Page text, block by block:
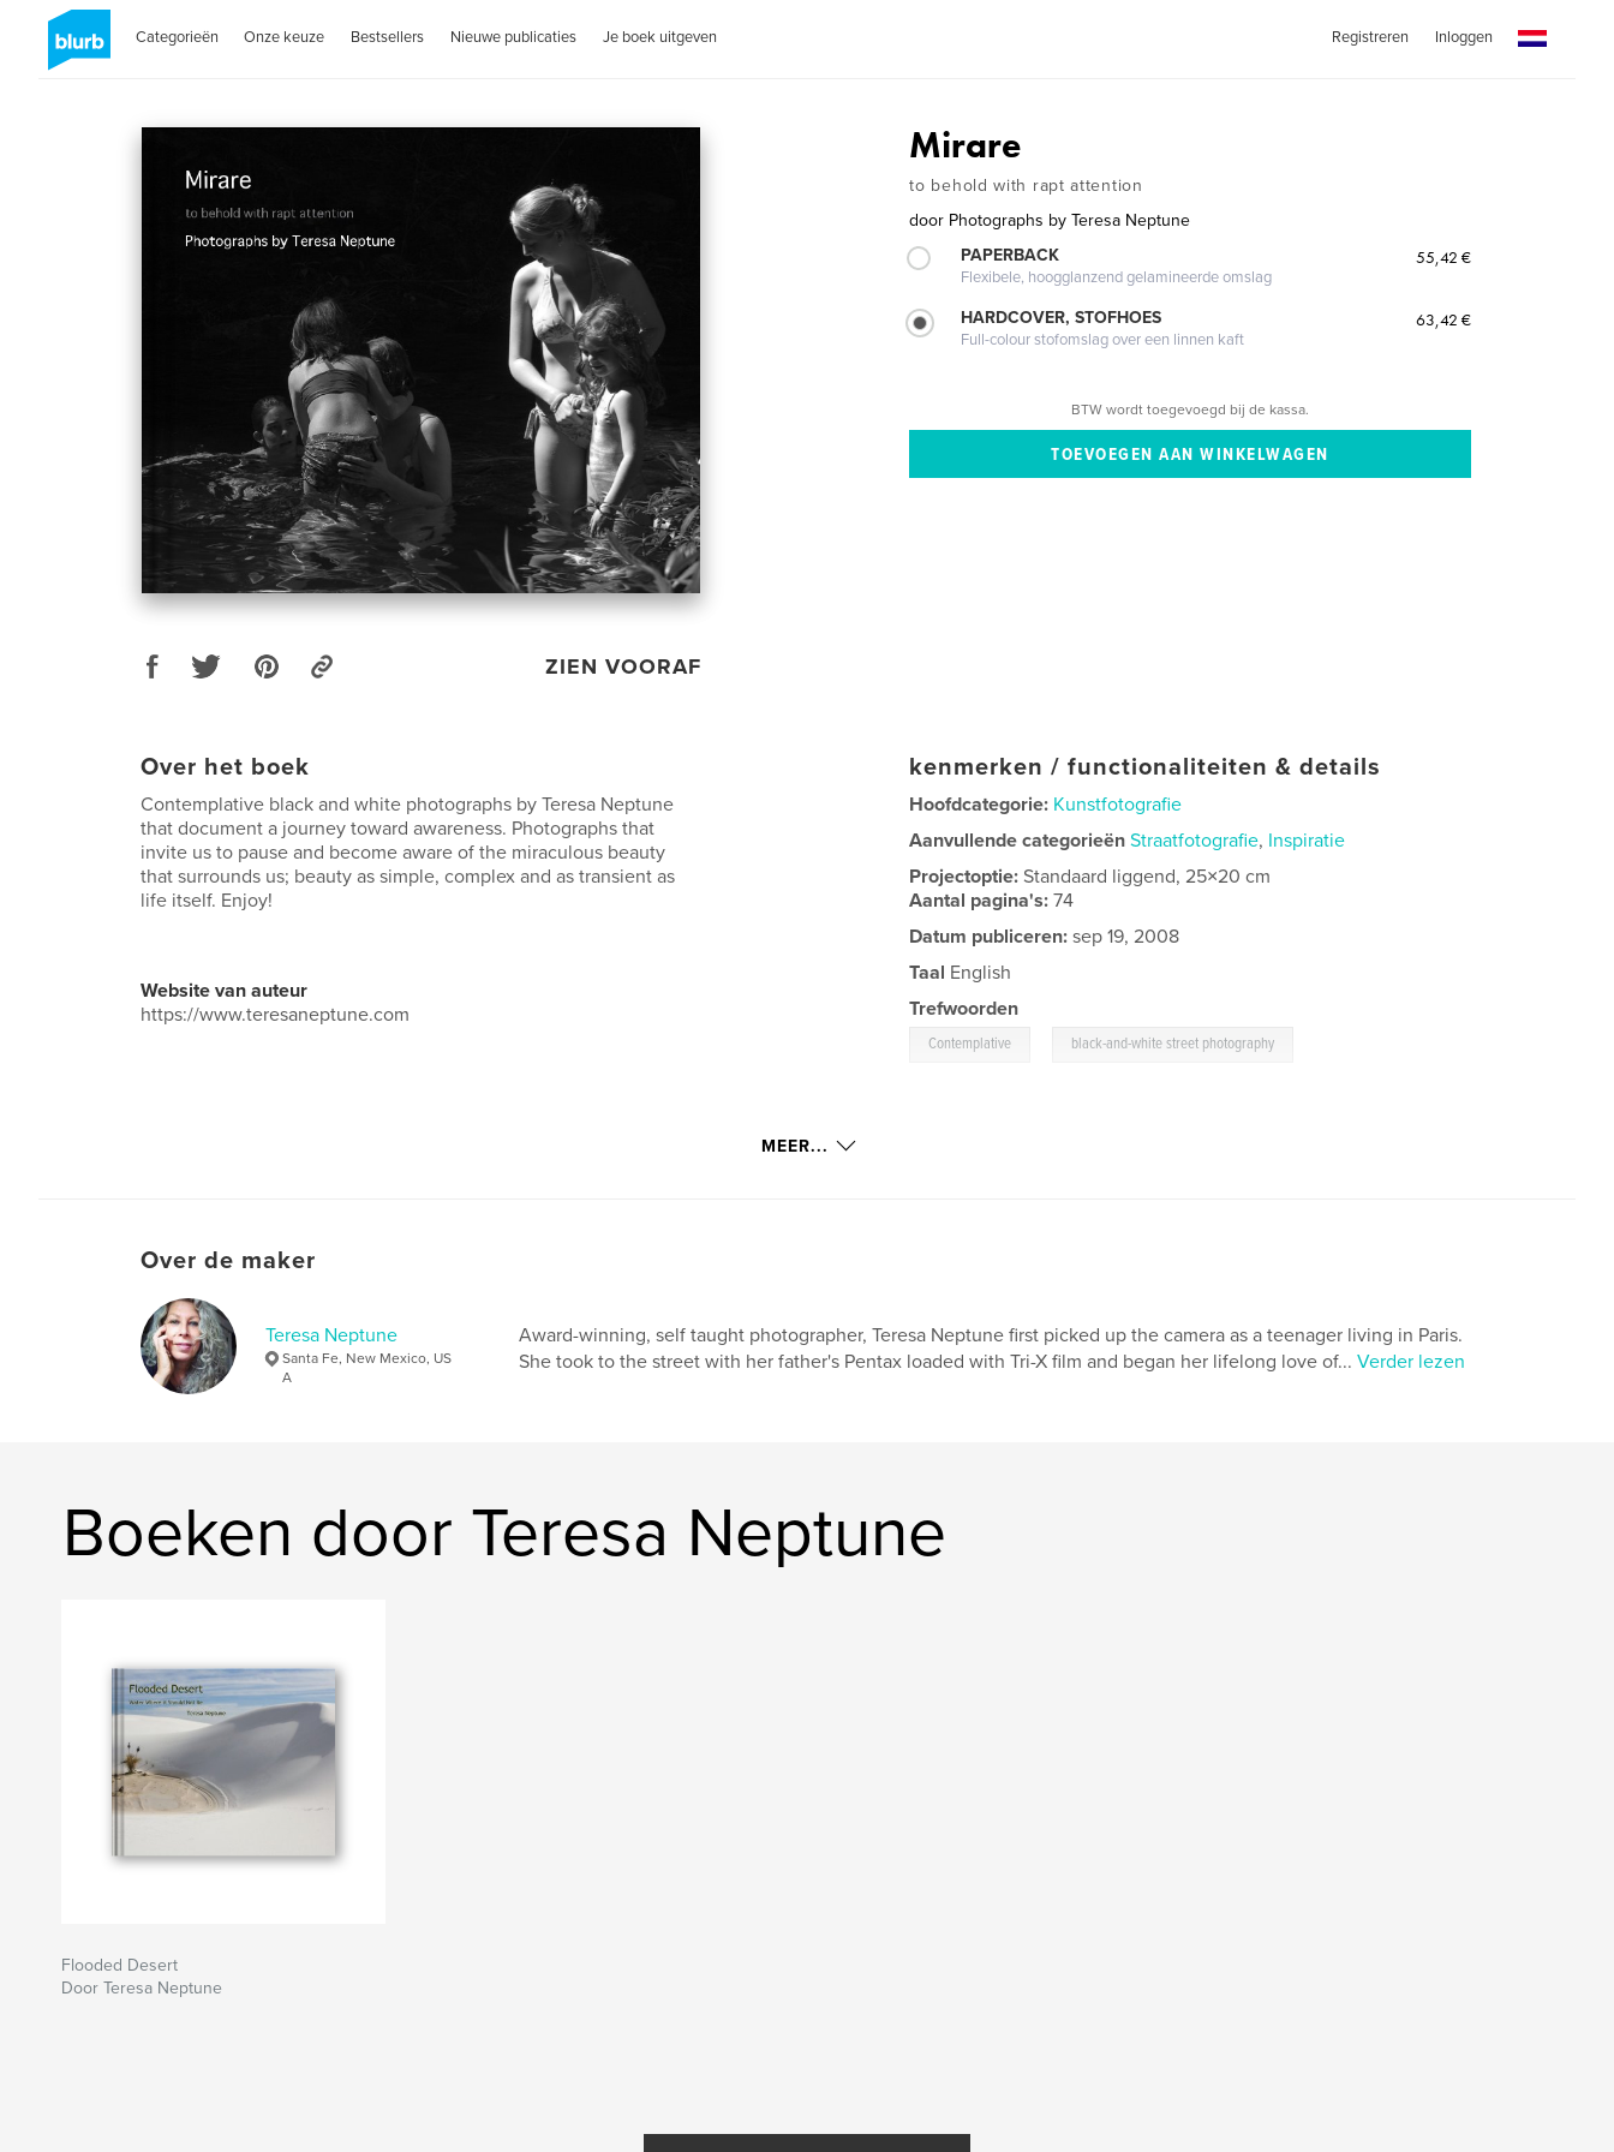
Categorieën Onze keuze Bestsellers Nieuwe publicaties Je boek uitgeven Registreren Inloggen
ZIEN VOORAF
Mirare
to behold with rapt attention
door Photographs by Teresa Neptune
PAPERBACK
Flexibele, hoogglanzend gelamineerde omslag
55,42 €
HARDCOVER, STOFHOES
Full-colour stofomslag over een linnen kaft
63,42 €
BTW wordt toegevoegd bij de kassa.
Over het boek
Contemplative black and white photographs by Teresa Neptune
that document a journey toward awareness. Photographs that
invite us to pause and become aware of the miraculous beauty
that surrounds us; beauty as simple, complex and as transient as
life itself. Enjoy!
Website van auteur
https://www.teresaneptune.com
kenmerken / functionaliteiten & details
Hoofdcategorie: Kunstfotografie
Aanvullende categorieën Straatfotografie, Inspiratie
Projectoptie:Standaard liggend, 25×20 cm
Aantal pagina's:74
Datum publiceren: sep 19, 2008
Taal English
Trefwoorden
Contemplative black-and-white street photography
MEER...
Over de maker
Teresa Neptune
Santa Fe, New Mexico, US
A
Award-winning, self taught photographer, Teresa Neptune first picked up the camera as a teenager living in Paris.
She took to the street with her father's Pentax loaded with Tri-X film and began her lifelong love of... Verder lezen
Boeken door Teresa Neptune
Flooded Desert
Door Teresa Neptune